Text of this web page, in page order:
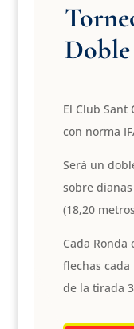
El Club Sant
con norma
Será un
sobre
(18,20
Cada Ronda
flechas
de la tirada